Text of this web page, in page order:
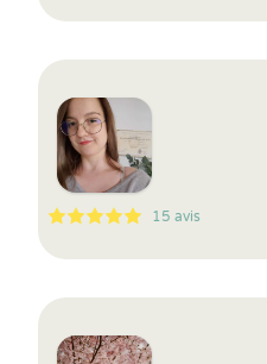
5
1
5
15 15 avis